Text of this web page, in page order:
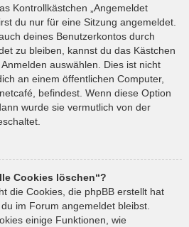
Kontrollkästchen „Angemeldet
du nur für eine Sitzung angemeldet.
deines Benutzerkontos durch
zu bleiben, kannst du das Kästchen
Anmelden auswählen. Dies ist nicht
an einem öffentlichen Computer,
befindest. Wenn diese Option
wurde sie vermutlich von der
Cookies löschen“?
die Cookies, die phpBB erstellt hat
im Forum angemeldet bleibst.
einige Funktionen, wie